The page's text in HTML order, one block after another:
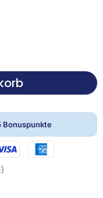
Bonuspunkte